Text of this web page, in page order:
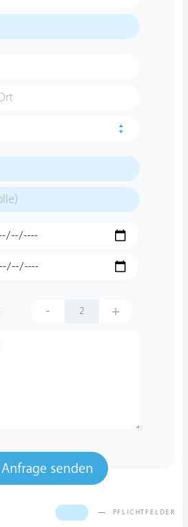
- +
Anfrage senden
PFLICHTFELDER